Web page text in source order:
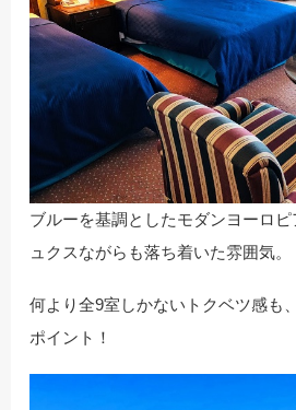
ブルーを基調としたモダンヨーロ
ュクスながらも落ち着いた雰囲気。
何より全9室しかないトクベツ感も
ポイント！